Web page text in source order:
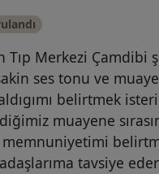
Tıp Merkezi Çamdibi
ses tonu ve
belirtmek
muayene
tavsiye